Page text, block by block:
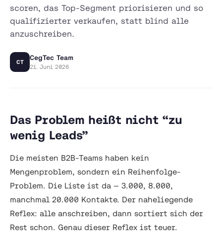
scoren, das Top-Segment priorisieren und so
qualifizierter verkaufen, statt blind alle
anzuschreiben.
CT
CegTec Team
21. Juni 2026
Das Problem heißt nicht “zu
wenig Leads”
Die meisten B2B-Teams haben kein
Mengenproblem, sondern ein Reihenfolge-
Problem. Die Liste ist da — 3.000, 8.000,
manchmal 20.000 Kontakte. Der naheliegende
Reflex: alle anschreiben, dann sortiert sich der
Rest schon. Genau dieser Reflex ist teuer.